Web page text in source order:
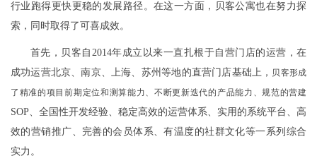
行业跑得更快更稳的发展路径。在这一方面，贝客公寓也在努力探
索，同时取得了可喜成效。
首先，贝客自2014年成立以来一直扎根于自营门店的运营，在
成功运营北京、南京、上海、苏州等地的直营门店基础上， 贝客形成
了精准的项目前期定位和测算能力、不断更新迭代的产品能力、规范的营建
SOP、全国性开发经验、稳定高效的运营体系、实用的系统平台、高
效的营销推广、完善的会员体系、有温度的社群文化等一系列综合
实力。